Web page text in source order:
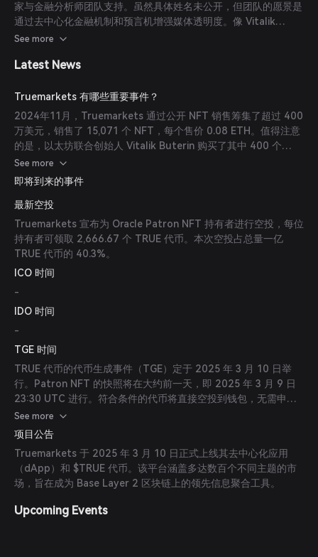
家与金融分析师团队支持。虽然具体姓名未公开，但团队的愿景是
通过去中心化金融机制和预言机增强媒体透明度。像 Vitalik
Buterin 这样的知名投资人的参与为项目增添了信誉。
See more
Latest News
Truemarkets 有哪些重要事件？
2024年11月，Truemarkets 通过公开 NFT 销售筹集了超过 400
万美元，销售了 15,071 个 NFT，每个售价 0.08 ETH。值得注意
的是，以太坊联合创始人 Vitalik Buterin 购买了其中 400 个
NFT，总计 32 ETH（约合 107,000 美元）。此事件彰显了平台
及其在去中心化预测市场领域潜力的重大关注。
See more
即将到来的事件
最新空投
Truemarkets 宣布为 Oracle Patron NFT 持有者进行空投，每位
持有者可领取 2,666.67 个 TRUE 代币。本次空投占总量一亿
TRUE 代币的 40.3%。
ICO 时间
-
IDO 时间
-
TGE 时间
TRUE 代币的代币生成事件（TGE）定于 2025 年 3 月 10 日举
行。Patron NFT 的快照将在大约前一天，即 2025 年 3 月 9 日
23:30 UTC 进行。符合条件的代币将直接空投到钱包，无需申领
流程。
See more
项目公告
Truemarkets 于 2025 年 3 月 10 日正式上线其去中心化应用
（dApp）和 $TRUE 代币。该平台涵盖多达数百个不同主题的市
场，旨在成为 Base Layer 2 区块链上的领先信息聚合工具。
Upcoming Events